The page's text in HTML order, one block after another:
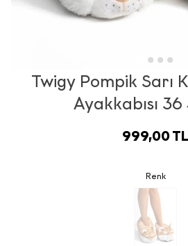
Twigy Pompik Sarı
Ayakkabısı 36
999,00 TL
Renk